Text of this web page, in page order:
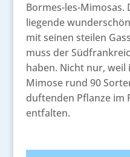
Bormes-les-Mimosas.
liegende
mit seinen steilen
muss der
haben. Nicht nur,
Mimose rund 90
duftenden Pflanze im
entfalten.